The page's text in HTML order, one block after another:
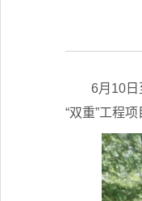
6月10日
“双重”工程